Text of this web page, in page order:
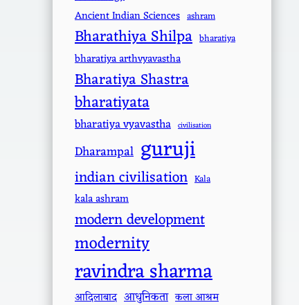
Ancient Indian Sciences ashram
Bharathiya Shilpa bharatiya
bharatiya arthvyavastha
Bharatiya Shastra
bharatiyata
bharatiya vyavastha civilisation
Dharampal guruji
indian civilisation Kala
kala ashram
modern development
modernity
ravindra sharma
आदिलाबाद आधुनिकता कला आश्रम